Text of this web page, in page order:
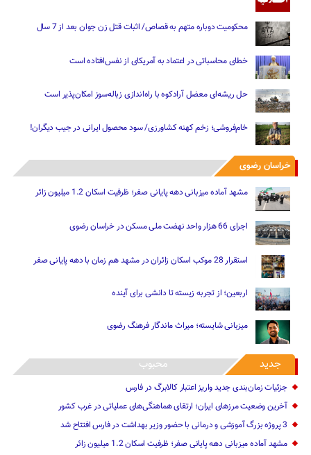
محکومیت دوباره متهم به قصاص/ اثبات قتل زن جوان بعد از 7 سال
خطای محاسباتی در اعتماد به آمریکای از نفس‌افتاده است
حل ریشه‌ای معضل آرادکوه با راه‌اندازی زباله‌سوز امکان‌پذیر است
خام‌فروشی؛ زخم کهنه کشاورزی/ سود محصول ایرانی در جیب دیگران!
خراسان رضوی
مشهد آماده میزبانی دهه پایانی صفر؛ ظرفیت اسکان 1.2 میلیون زائر
اجرای 66 هزار واحد نهضت ملی مسکن در خراسان رضوی
استقرار 28 موکب اسکان زائران در مشهد هم زمان با دهه پایانی صفر
اربعین؛ از تجربه زیسته تا دانشی برای آینده
میزبانی شایسته؛ میراث ماندگار فرهنگ رضوی
جدید محبوب
جزئیات زمان‌بندی جدید واریز اعتبار کالابرگ در فارس
آخرین وضعیت مرزهای ایران؛ ارتقای هماهنگی‌های عملیاتی در غرب کشور
3 پروژه بزرگ آموزشی و درمانی با حضور وزیر بهداشت در فارس افتتاح شد
مشهد آماده میزبانی دهه پایانی صفر؛ ظرفیت اسکان 1.2 میلیون زائر